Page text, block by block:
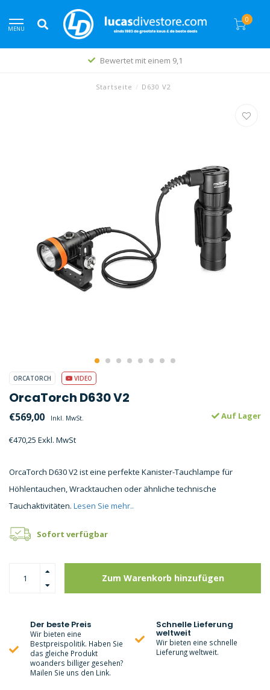
MENU
0
Bewertet mit einem 9,1
Startseite / D630 V2
ORCATORCH VIDEO
OrcaTorch D630 V2
€569,00 Inkl. MwSt.
€470,25 Exkl. MwSt
Auf Lager
OrcaTorch D630 V2 ist eine perfekte Kanister-Tauchlampe für
Höhlentauchen, Wracktauchen oder ähnliche technische
Tauchaktivitäten. Lesen Sie mehr..
Sofort verfügbar
Zum Warenkorb hinzufügen
Der beste Preis
Wir bieten eine
Bestpreispolitik. Haben Sie
das gleiche Produkt
woanders billiger gesehen?
Mailen Sie uns den Link.
Schnelle Lieferung
weltweit
Wir bieten eine schnelle
Lieferung weltweit.